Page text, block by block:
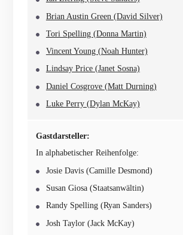
Brian Austin Green (David Silver)
Tori Spelling (Donna Martin)
Vincent Young (Noah Hunter)
Lindsay Price (Janet Sosna)
Daniel Cosgrove (Matt Durning)
Luke Perry (Dylan McKay)
Gastdarsteller:
In alphabetischer Reihenfolge:
Josie Davis (Camille Desmond)
Susan Giosa (Staatsanwältin)
Randy Spelling (Ryan Sanders)
Josh Taylor (Jack McKay)